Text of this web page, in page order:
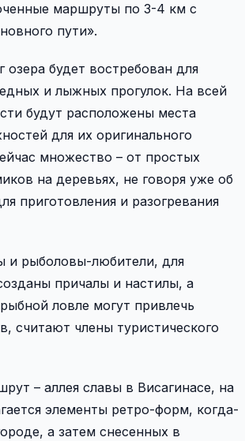
маршруты по 3-4 км с
пути».
будет востребован для
и лыжных прогулок. На всей
будут расположены места
для их оригинального
множество – от простых
на деревьях, не говоря уже об
приготовления и разогревания
и рыболовы-любители, для
причалы и настилы, а
ловле могут привлечь
считают члены туристического
– аллея славы в Висагинасе, на
элементы ретро-форм, когда-
а затем снесенных в